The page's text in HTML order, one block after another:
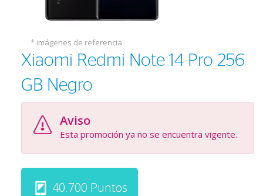
* imágenes de referencia
Xiaomi Redmi Note 14 Pro 256
GB Negro
Aviso
Esta promoción ya no se encuentra vigente.
40.700 Puntos